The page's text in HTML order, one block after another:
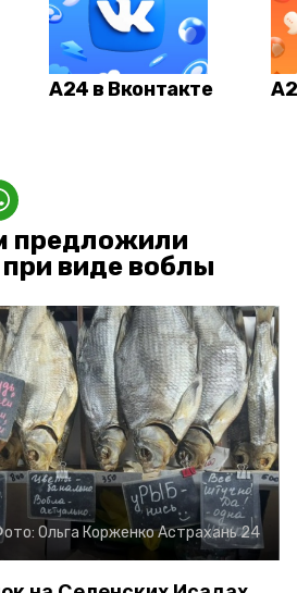
А24 в Вконтакте
предложили
виде воблы
Ольга КорженкоАстрахань 24